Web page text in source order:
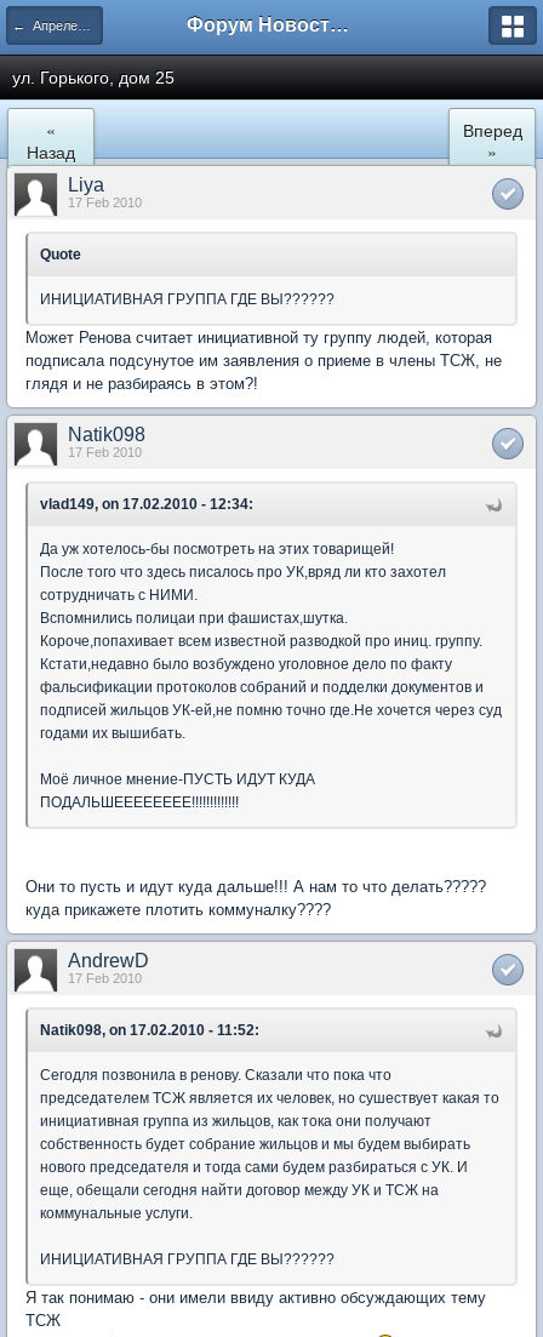
← Апрелевка Форум Новостройки
ул. Горького, дом 25
«
Назад
Вперед
»
Liya
17 Feb 2010
Quote
ИНИЦИАТИВНАЯ ГРУППА ГДЕ ВЫ??????
Может Ренова считает инициативной ту группу людей, которая
подписала подсунутое им заявления о приеме в члены ТСЖ, не
глядя и не разбираясь в этом?!
Natik098
17 Feb 2010
vlad149, on 17.02.2010 - 12:34:
Да уж хотелось-бы посмотреть на этих товарищей!
После того что здесь писалось про УК,вряд ли кто захотел
сотрудничать с НИМИ.
Вспомнились полицаи при фашистах,шутка.
Короче,попахивает всем известной разводкой про иниц. группу.
Кстати,недавно было возбуждено уголовное дело по факту
фальсификации протоколов собраний и подделки документов и
подписей жильцов УК-ей,не помню точно где.Не хочется через суд
годами их вышибать.
Моё личное мнение-ПУСТЬ ИДУТ КУДА
ПОДАЛЬШЕЕЕЕЕЕЕЕ!!!!!!!!!!!!!
Они то пусть и идут куда дальше!!! А нам то что делать?????
куда прикажете плотить коммуналку????
AndrewD
17 Feb 2010
Natik098, on 17.02.2010 - 11:52:
Сегодля позвонила в ренову. Сказали что пока что
председателем ТСЖ является их человек, но сушествует какая то
инициативная группа из жильцов, как тока они получают
собственность будет собрание жильцов и мы будем выбирать
нового председателя и тогда сами будем разбираться с УК. И
еще, обещали сегодня найти договор между УК и ТСЖ на
коммунальные услуги.
ИНИЦИАТИВНАЯ ГРУППА ГДЕ ВЫ??????
Я так понимаю - они имели ввиду активно обсуждающих тему
ТСЖ